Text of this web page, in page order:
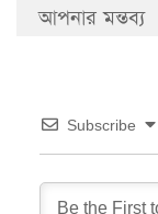
আপনার মন্তব্য
Subscribe